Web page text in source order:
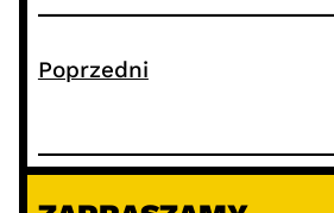
Poprzedni